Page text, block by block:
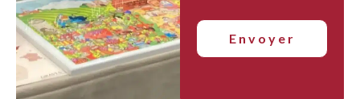
Envoyer